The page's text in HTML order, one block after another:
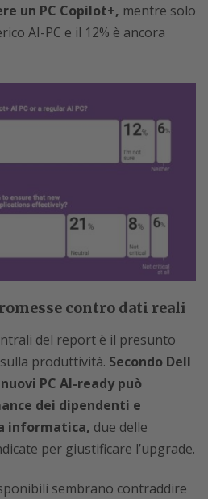
un PC Copilot+, mentre solo
AI-PC e il 12% è ancora
contro dati reali
del report è il presunto
produttività. Secondo Dell
PC AI-ready può
dei dipendenti e
informatica, due delle
per giustificare l’upgrade.
sembrano contraddire